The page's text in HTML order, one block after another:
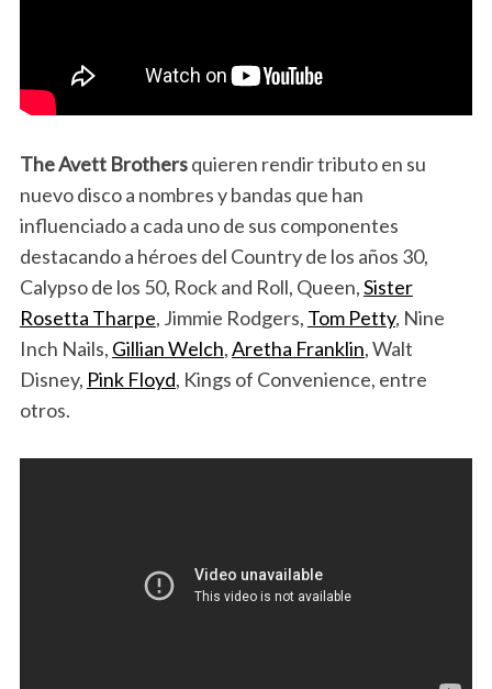
The Avett Brothersquieren rendir tributo en su
nuevo disco a nombres y bandas que han
influenciado a cada uno de sus componentes
destacando a héroes del Country de los años 30,
Calypso de los 50, Rock and Roll, Queen,Sister
Rosetta Tharpe, Jimmie Rodgers, Tom Petty, Nine
Inch Nails, Gillian Welch,Aretha Franklin, Walt
Disney, Pink Floyd, Kings of Convenience, entre
otros.